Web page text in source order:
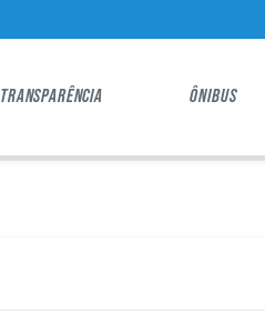
TRANSPARÊNCIA ÔNIBUS